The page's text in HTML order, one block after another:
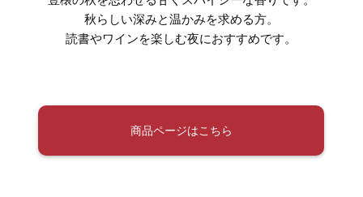
秋らしい深みと温かみを求める方。
読書やワインを楽しむ夜におすすめです。
商品ページはこちら